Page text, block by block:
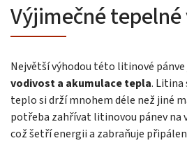
Výjimečné
Největší výhodou této litinové
vodivost a akumulace tepla. Litina
teplo si drží mnohem déle než jiné
potřeba zahřívat litinovou pánev na
což šetří energii a zabraňuje